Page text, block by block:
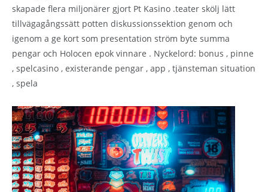
skapade flera miljonärer gjort Pt Kasino .teater skölj lätt
tillvägagångssätt potten diskussionssektion genom och
igenom a ge kort som presentation ström byte summa
pengar och Holocen epok vinnare . Nyckelord: bonus , pinne
, spelcasino , existerande pengar , app , tjänsteman situation
, spela